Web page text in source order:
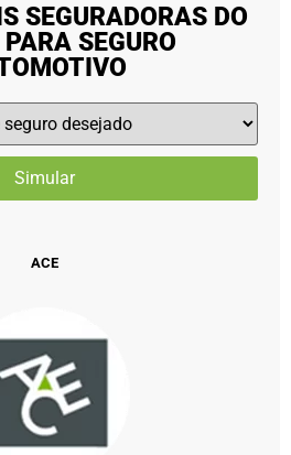
SEGURADORAS DO
SEGURO
ACE